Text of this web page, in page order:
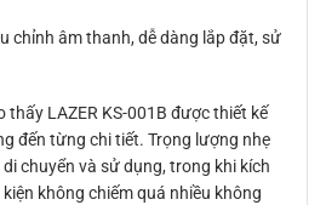
chỉnh âm thanh, dễ dàng lắp đặt, sử
LAZER KS-001B được thiết kế
đến từng chi tiết. Trọng lượng nhẹ
chuyển và sử dụng, trong khi kích
không chiếm quá nhiều không